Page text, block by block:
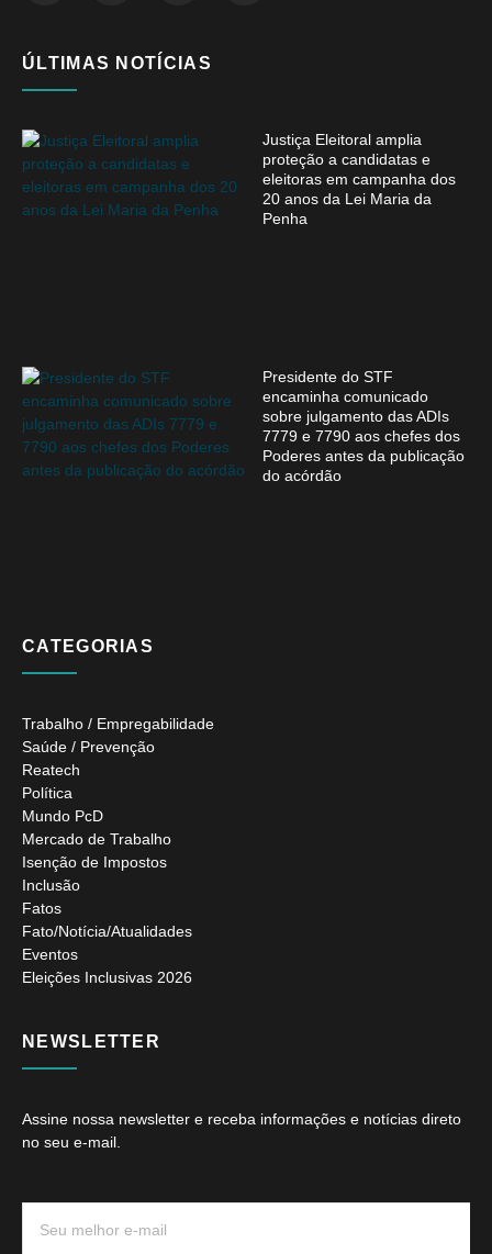
ÚLTIMAS NOTÍCIAS
Justiça Eleitoral amplia
proteção a candidatas e
eleitoras em campanha dos
20 anos da Lei Maria da
Penha
Presidente do STF
encaminha comunicado
sobre julgamento das ADIs
7779 e 7790 aos chefes dos
Poderes antes da publicação
do acórdão
CATEGORIAS
Trabalho / Empregabilidade
Saúde / Prevenção
Reatech
Política
Mundo PcD
Mercado de Trabalho
Isenção de Impostos
Inclusão
Fatos
Fato/Notícia/Atualidades
Eventos
Eleições Inclusivas 2026
NEWSLETTER
Assine nossa newsletter e receba informações e notícias direto
no seu e-mail.